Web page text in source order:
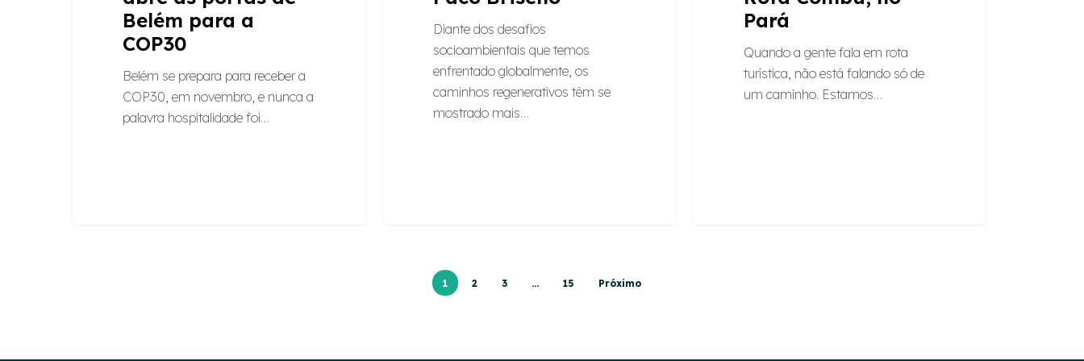
Belém para a
COP30
Belém se prepara para receber a
COP30, em novembro, e nunca a
palavra hospitalidade foi…
Diante dos desafios
socioambientais que temos
enfrentado globalmente, os
caminhos regenerativos têm se
mostrado mais…
Pará
Quando a gente fala em rota
turística, não está falando só de
um caminho. Estamos…
1 2 3 … 15 Próximo